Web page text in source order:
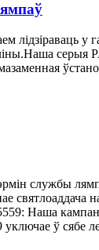
у
ў
службы
Наша
ў сябе